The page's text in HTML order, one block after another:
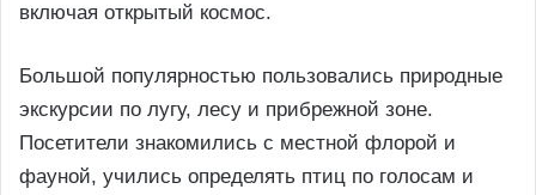
включая открытый космос.
Большой популярностью пользовались природные
экскурсии по лугу, лесу и прибрежной зоне.
Посетители знакомились с местной флорой и
фауной, учились определять птиц по голосам и